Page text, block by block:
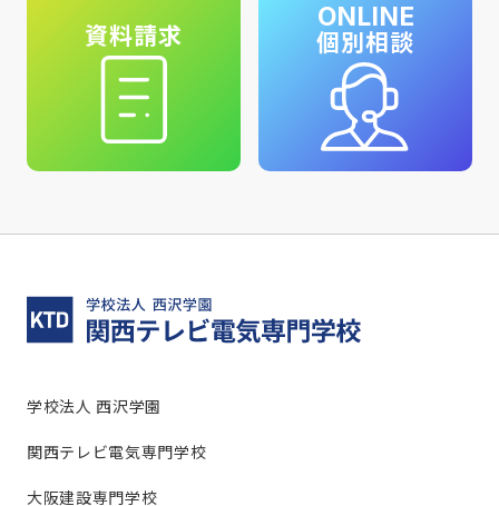
資料請求
ONLINE
個別相談
学校法人 西沢学園
関西テレビ電気専門学校
大阪建設専門学校